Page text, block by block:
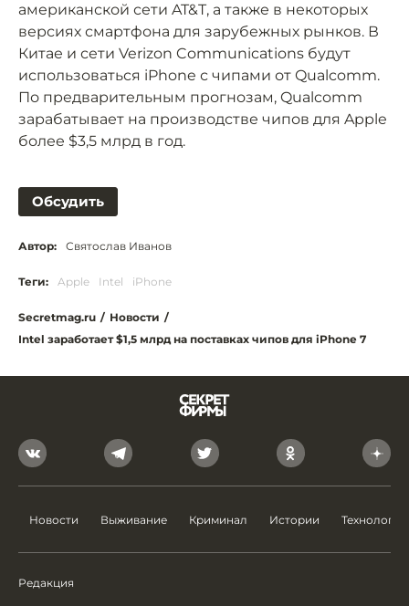
американской сети AT&T, а также в некоторых
версиях смартфона для зарубежных рынков. В
Китае и сети Verizon Communications будут
использоваться iPhone с чипами от Qualcomm.
По предварительным прогнозам, Qualcomm
зарабатывает на производстве чипов для Apple
более $3,5 млрд в год.
Обсудить
Автор: Святослав Иванов
Теги: Apple Intel iPhone
Secretmag.ru / Новости /
Intel заработает $1,5 млрд на поставках чипов для iPhone 7
Новости Выживание Криминал Истории Технологии
Редакция